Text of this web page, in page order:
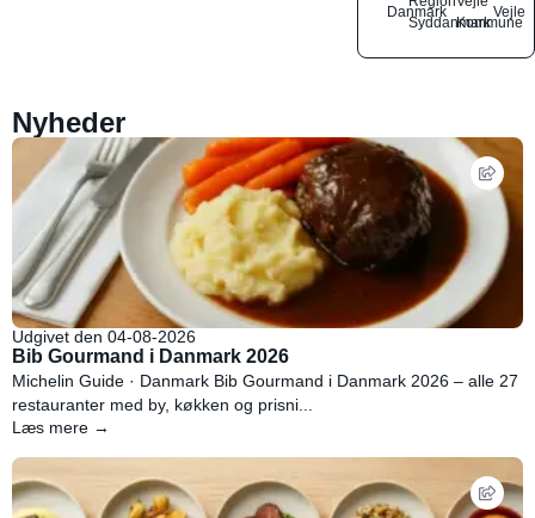
Danmark
SyddanmarkKommune
Vejle
Nyheder
Udgivet den 04-08-2026
Bib Gourmand i Danmark 2026
Michelin Guide · Danmark Bib Gourmand i Danmark 2026 – alle 27
restauranter med by, køkken og prisni...
Læs mere →